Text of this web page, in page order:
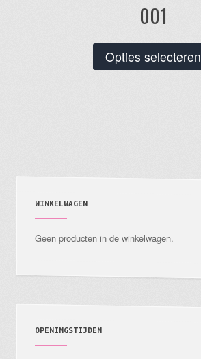
001
Opties selecteren
WINKELWAGEN
Geen producten in de winkelwagen.
OPENINGSTIJDEN